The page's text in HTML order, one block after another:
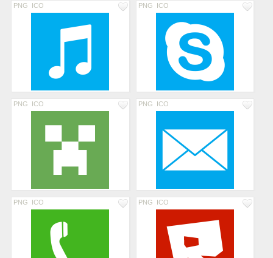
PNG ICO PNG ICO
PNG ICO PNG ICO
PNG ICO PNG ICO